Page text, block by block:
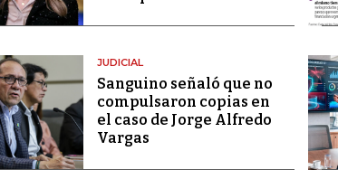
JUDICIAL
Sanguino señaló que no
compulsaron copias en
el caso de Jorge Alfredo
Vargas